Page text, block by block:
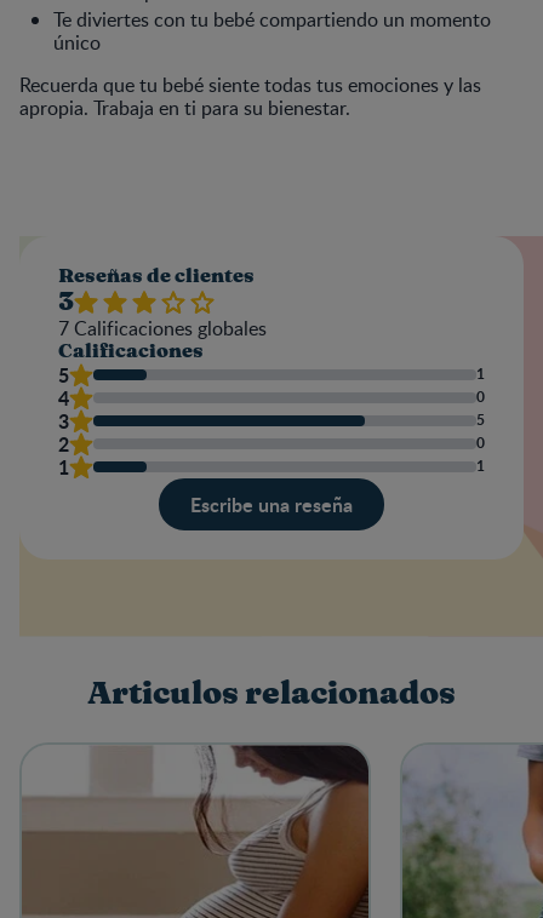
Te diviertes con tu bebé compartiendo un momento
único
Recuerda que tu bebé siente todas tus emociones y las
apropia. Trabaja en ti para su bienestar.
Reseñas de clientes
3
7 Calificaciones globales
Calificaciones
5 1
4 0
3 5
2 0
1 1
Escribe una reseña
Escribe una reseña
Articulos relacionados